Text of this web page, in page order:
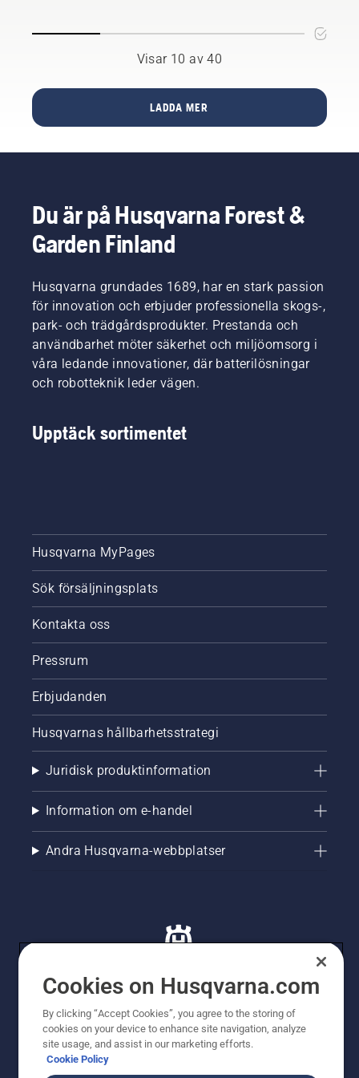
XP®
Mark II
inneburit
Från
ändringar
detaljnivå.
produktspecialisterna
Mathilda
Arvidsson
och Jan
Leijon
igenom
några av
de
förbättringarna.
Visar 10 av 40
LADDA MER
Du är på Husqvarna Forest &
Garden Finland
Husqvarna grundades 1689, har en stark passion
för innovation och erbjuder professionella skogs-,
park- och trädgårdsprodukter. Prestanda och
användbarhet möter säkerhet och miljöomsorg i
våra ledande innovationer, där batterilösningar
och robotteknik leder vägen.
Upptäck sortimentet
Husqvarna MyPages
Sök försäljningsplats
Kontakta oss
Pressrum
Erbjudanden
Husqvarnas hållbarhetsstrategi
Juridisk produktinformation
Information om e-handel
Andra Husqvarna-webbplatser
© Husqvarna AB (publ). All rights reserved. Priserna
som visas är rekommenderade cirkapriser. Alla angivna
priser är rekommenderade försäljningspriser (inkl.
Cookies on Husqvarna.com
By clicking “Accept Cookies”, you agree to the storing of
cookies on your device to enhance site navigation, analyze
site usage, and assist in our marketing efforts.
Cookie Policy